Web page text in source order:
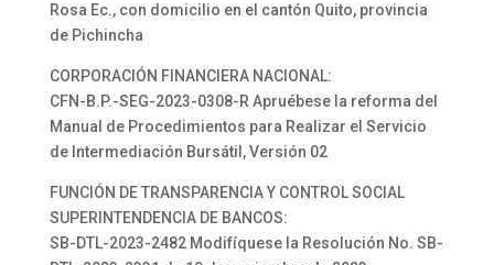
Rosa Ec., con domicilio en el cantón Quito, provincia
de Pichincha
CORPORACIÓN FINANCIERA NACIONAL:
CFN-B.P.-SEG-2023-0308-R Apruébese la reforma del
Manual de Procedimientos para Realizar el Servicio
de Intermediación Bursátil, Versión 02
FUNCIÓN DE TRANSPARENCIA Y CONTROL SOCIAL
SUPERINTENDENCIA DE BANCOS:
SB-DTL-2023-2482 Modifíquese la Resolución No. SB-